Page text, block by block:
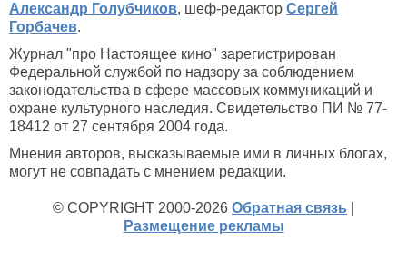
Александр Голубчиков, шеф-редактор Сергей
Горбачев.
Журнал "про Настоящее кино" зарегистрирован
Федеральной службой по надзору за соблюдением
законодательства в сфере массовых коммуникаций и
охране культурного наследия. Свидетельство ПИ № 77-
18412 от 27 сентября 2004 года.
Мнения авторов, высказываемые ими в личных блогах,
могут не совпадать с мнением редакции.
© COPYRIGHT 2000-2026 Обратная связь
Размещение рекламы